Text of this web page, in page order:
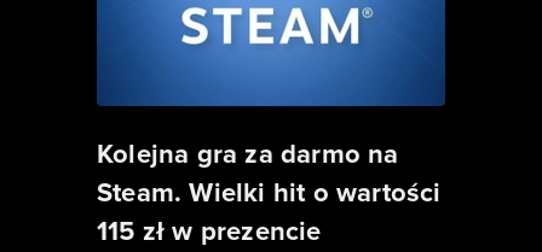
Kolejna gra za darmo na
Steam. Wielki hit o wartości
115 zł w prezencie